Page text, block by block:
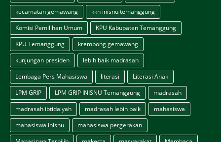
kecamatan gemawang
kkn inisnu temanggung
Komisi Pemilihan Umum
KPU Kabupaten Temanggung
KPU Temanggung
krempong gemawang
kunjungan presiden
lebih baik madrasah
Lembaga Pers Mahasiswa
literasi
Literasi Anak
LPM GRIP
LPM GRIP INISNU Temanggung
madrasah
madrasah ibtidaiyah
madrasah lebih baik
mahasiswa
mahasiswa inisnu
mahasiswa pergerakan